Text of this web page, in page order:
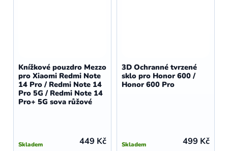
Knížkové pouzdro Mezzo
pro Xiaomi Redmi Note
14 Pro / Redmi Note 14
Pro 5G / Redmi Note 14
Pro+ 5G sova růžové
Skladem 449 Kč
3D Ochranné tvrzené
sklo pro Honor 600 /
Honor 600 Pro
Skladem 499 Kč